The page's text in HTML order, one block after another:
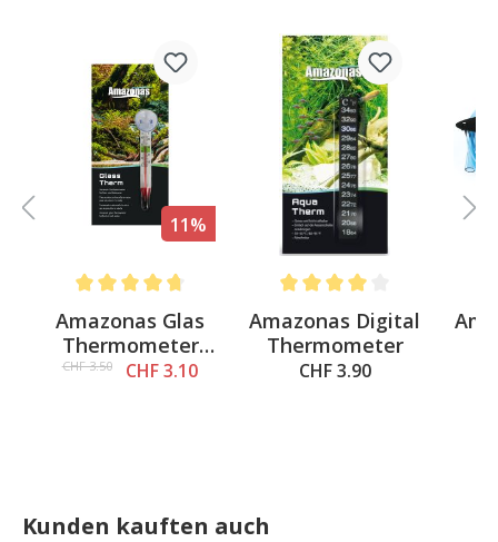
11%
Average rating of 4.6 out of 5 stars
Amazonas Glas
Thermometer
mit Sauger
CHF 3.50 CHF 3.10
Average rating of 4 out of 5
Amazonas Digital
Thermometer
CHF 3.90
Kunden kauften auch